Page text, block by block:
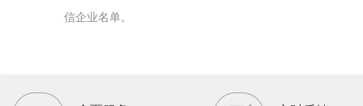
信企业名单。